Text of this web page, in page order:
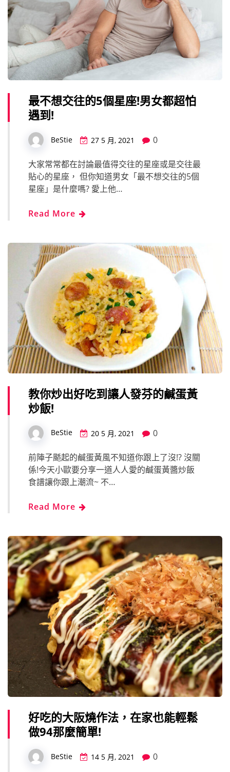
最不想交往的5個星座!男女都超怕
遇到!
BeStie 27 5 月, 2021 0
大家常常都在討論最值得交往的星座或是交往最
貼心的星座， 但你知道男女「最不想交往的5個
星座」是什麼嗎? 愛上他…
Read More
教你炒出好吃到讓人發芬的鹹蛋黃
炒飯!
BeStie 20 5 月, 2021 0
前陣子颳起的鹹蛋黃風不知道你跟上了沒!? 沒關
係!今天小歐要分享一道人人愛的鹹蛋黃醬炒飯
食譜讓你跟上潮流~ 不…
Read More
好吃的大阪燒作法，在家也能輕鬆
做94那麼簡單!
BeStie 14 5 月, 2021 0